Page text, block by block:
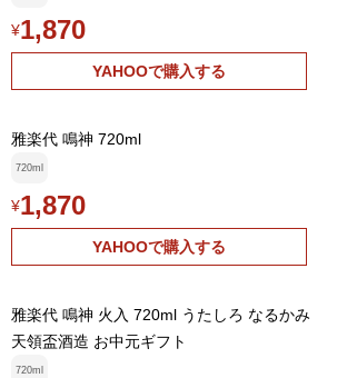
¥1,870
YAHOOで購入する
雅楽代 鳴神 720ml
720ml
¥1,870
YAHOOで購入する
雅楽代 鳴神 火入 720ml うたしろ なるかみ
天領盃酒造 お中元ギフト
720ml